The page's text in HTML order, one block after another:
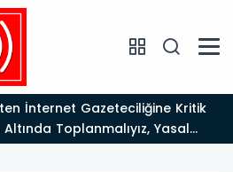
Toplanmalıyız, Yasal
Hazırız"